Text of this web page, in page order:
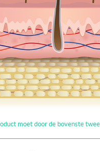
moet door de bovenste